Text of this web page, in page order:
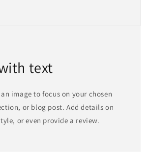
text
image to focus on your chosen
or blog post. Add details on
or even provide a review.